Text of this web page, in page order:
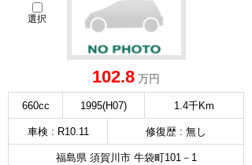
選択
102.8 万円
660cc 1995(H07) 1.4千Km
車検 : R10.11 修復歴 : 無し
福島県 須賀川市 牛袋町101－1